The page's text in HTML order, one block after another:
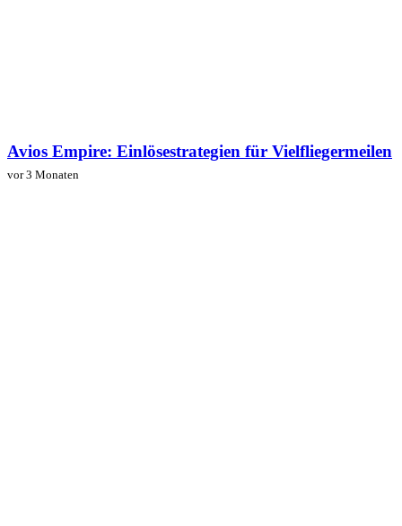
Avios Empire: Einlösestrategien für Vielfliegermeilen
vor 3 Monaten